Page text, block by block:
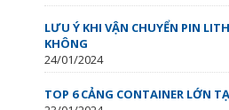
LƯU Ý KHI VẬN CHUYỂN PIN
KHÔNG
24/01/2024
TOP 6 CẢNG CONTAINER LỚN